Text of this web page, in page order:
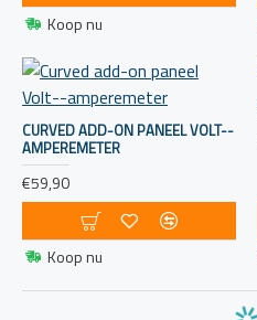
Koop nu
CURVED ADD-ON PANEEL VOLT--
AMPEREMETER
€59,90
Koop nu